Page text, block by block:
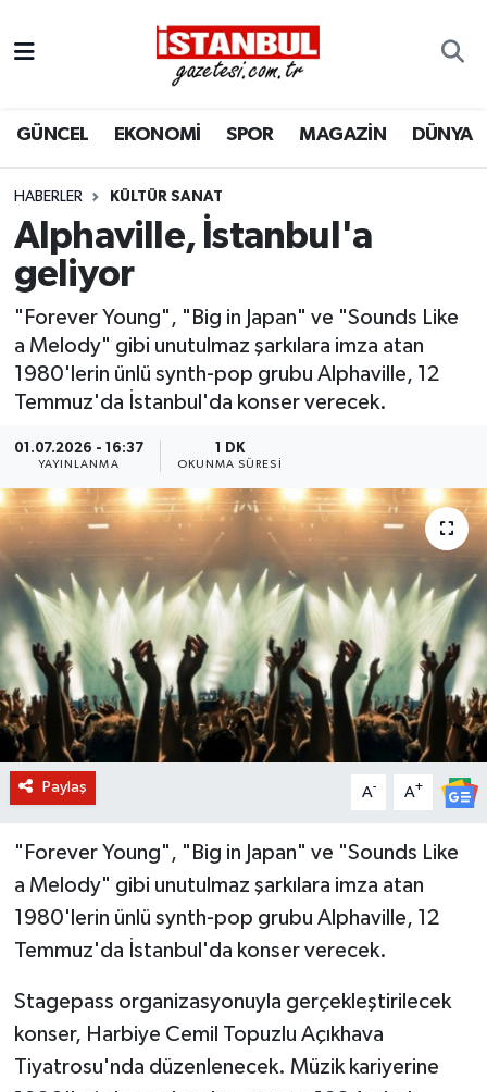
GÜNCEL EKONOMİ SPOR MAGAZİN DÜNYA
HABERLER KÜLTÜR SANAT
Alphaville, İstanbul'a
geliyor
"Forever Young", "Big in Japan" ve "Sounds Like
a Melody" gibi unutulmaz şarkılara imza atan
1980'lerin ünlü synth-pop grubu Alphaville, 12
Temmuz'da İstanbul'da konser verecek.
01.07.2026 - 16:37
YAYINLANMA
1 DK
OKUNMA SÜRESI
Paylaş A- A+
"Forever Young", "Big in Japan" ve "Sounds Like
a Melody" gibi unutulmaz şarkılara imza atan
1980'lerin ünlü synth-pop grubu Alphaville, 12
Temmuz'da İstanbul'da konser verecek.
Stagepass organizasyonuyla gerçekleştirilecek
konser, Harbiye Cemil Topuzlu Açıkhava
Tiyatrosu'nda düzenlenecek. Müzik kariyerine
EKONOMİ
İSTANBUL
DÜNYA
MAGAZİN
KÜLTÜR SANAT
SAĞLIK
BİLİM VE TEKNOLOJİ
OTOMOBİL
KURUMSAL
Nöbetçi Eczaneler
Hava Durumu
Trafik Durumu
Süper Lig Puan Durumu ve Fikstür
Son Dakika Haberleri
Haber Arşivi